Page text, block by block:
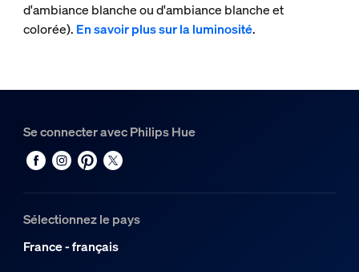
d'ambiance blanche ou d'ambiance blanche et
colorée). En savoir plus sur la luminosité.
Se connecter avec Philips Hue
Sélectionnez le pays
France - français